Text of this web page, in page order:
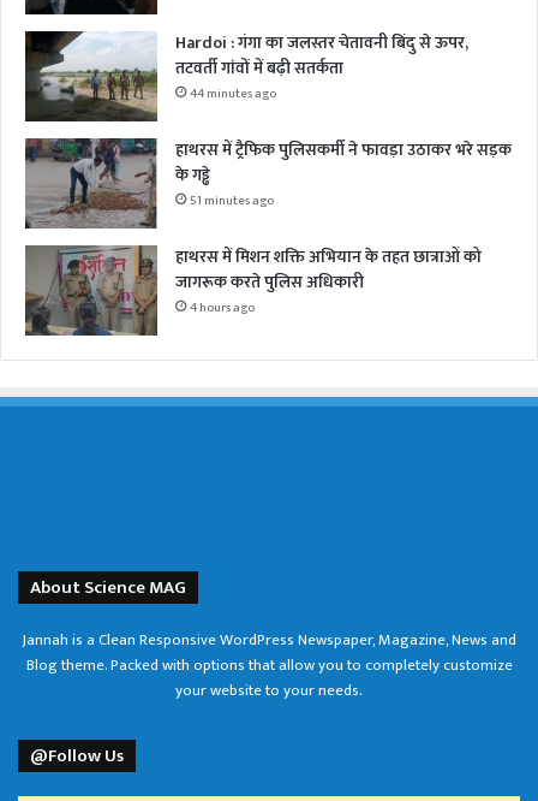
Hardoi : गंगा का जलस्तर चेतावनी बिंदु से ऊपर,
तटवर्ती गांवों में बढ़ी सतर्कता
44 minutes ago
हाथरस में ट्रैफिक पुलिसकर्मी ने फावड़ा उठाकर भरे सड़क
के गड्ढे
51 minutes ago
हाथरस में मिशन शक्ति अभियान के तहत छात्राओं को
जागरूक करते पुलिस अधिकारी
4 hours ago
About Science MAG
Jannah is a Clean Responsive WordPress Newspaper, Magazine, News and
Blog theme. Packed with options that allow you to completely customize
your website to your needs.
@Follow Us